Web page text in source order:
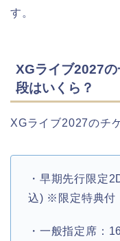
す。
XGライブ2027
段はいくら？
XGライブ2027のチ
・早期先行限定
込) ※限定特典付
・一般指定席：